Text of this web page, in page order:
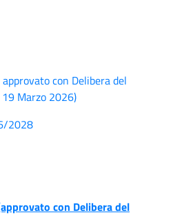
con Delibera del
Marzo 2026)
2028
con Delibera del